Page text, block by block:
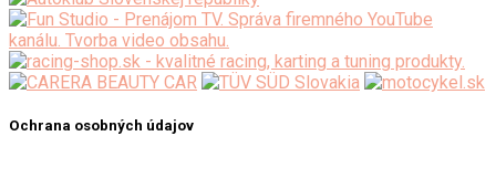
Ochrana osobných údajov